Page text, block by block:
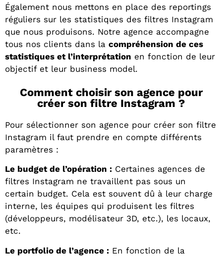
Également nous mettons en place des reportings
réguliers sur les statistiques des filtres Instagram
que nous produisons. Notre agence accompagne
tous nos clients dans la compréhension de ces
statistiques et l’interprétation en fonction de leur
objectif et leur business model.
Comment choisir son agence pour
créer son filtre Instagram ?
Pour sélectionner son agence pour créer son filtre
Instagram il faut prendre en compte différents
paramètres :
Le budget de l’opération : Certaines agences de
filtres Instagram ne travaillent pas sous un
certain budget. Cela est souvent dû à leur charge
interne, les équipes qui produisent les filtres
(développeurs, modélisateur 3D, etc.), les locaux,
etc.
Le portfolio de l’agence : En fonction de la